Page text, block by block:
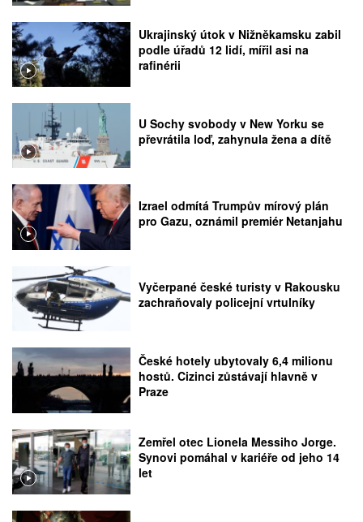
Ukrajinský útok v Nižněkamsku zabil
podle úřadů 12 lidí, mířil asi na
rafinérii
U Sochy svobody v New Yorku se
převrátila loď, zahynula žena a dítě
Izrael odmítá Trumpův mírový plán
pro Gazu, oznámil premiér Netanjahu
Vyčerpané české turisty v Rakousku
zachraňovaly policejní vrtulníky
České hotely ubytovaly 6,4 milionu
hostů. Cizinci zůstávají hlavně v
Praze
Zemřel otec Lionela Messiho Jorge.
Synovi pomáhal v kariéře od jeho 14
let